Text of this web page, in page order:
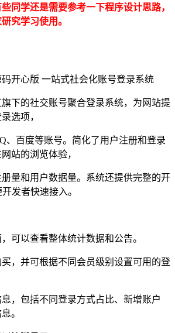
同学还是需要参考一下程序设计思路，
究学习使用。
开心版 一站式社会化账号登录系统
下的社交账号聚合登录系统，为网站提
选项，
、百度等账号。简化了用户注册和登录
站的浏览体验，
量和用户数据量。系统还提供完整的开
发者快速接入。
可以查看整体统计数据和公告。
，并可根据不同会员级别设置可用的登
，包括不同登录方式占比、新增账户
。